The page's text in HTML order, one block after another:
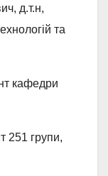
д.т.н,
та
кафедри
251 групи,